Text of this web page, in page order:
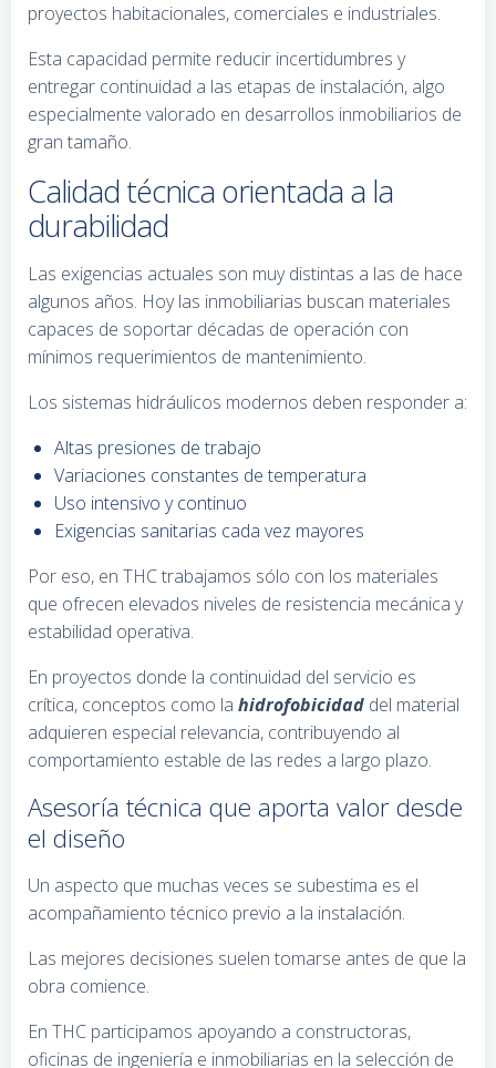
proyectos habitacionales, comerciales e industriales.
Esta capacidad permite reducir incertidumbres y
entregar continuidad a las etapas de instalación, algo
especialmente valorado en desarrollos inmobiliarios de
gran tamaño.
Calidad técnica orientada a la
durabilidad
Las exigencias actuales son muy distintas a las de hace
algunos años. Hoy las inmobiliarias buscan materiales
capaces de soportar décadas de operación con
mínimos requerimientos de mantenimiento.
Los sistemas hidráulicos modernos deben responder a:
Altas presiones de trabajo
Variaciones constantes de temperatura
Uso intensivo y continuo
Exigencias sanitarias cada vez mayores
Por eso, en THC trabajamos sólo con los materiales
que ofrecen elevados niveles de resistencia mecánica y
estabilidad operativa.
En proyectos donde la continuidad del servicio es
crítica, conceptos como la hidrofobicidad del material
adquieren especial relevancia, contribuyendo al
comportamiento estable de las redes a largo plazo.
Asesoría técnica que aporta valor desde
el diseño
Un aspecto que muchas veces se subestima es el
acompañamiento técnico previo a la instalación.
Las mejores decisiones suelen tomarse antes de que la
obra comience.
En THC participamos apoyando a constructoras,
oficinas de ingeniería e inmobiliarias en la selección de